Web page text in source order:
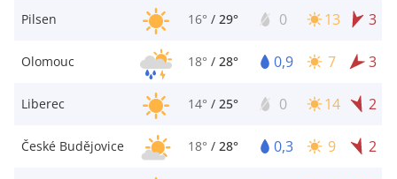
Pilsen 16° / 29° 0 13 3
Olomouc 18° / 28° 0,9 7 3
Liberec 14° / 25° 0 14 2
České Budějovice 18° / 28° 0,3 9 2